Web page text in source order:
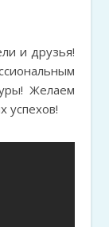
Желаем
успехов!